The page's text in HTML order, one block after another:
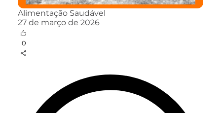
Alimentação Saudável
27 de março de 2026
0